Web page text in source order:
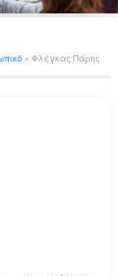
» Φλέγκας Πάρης